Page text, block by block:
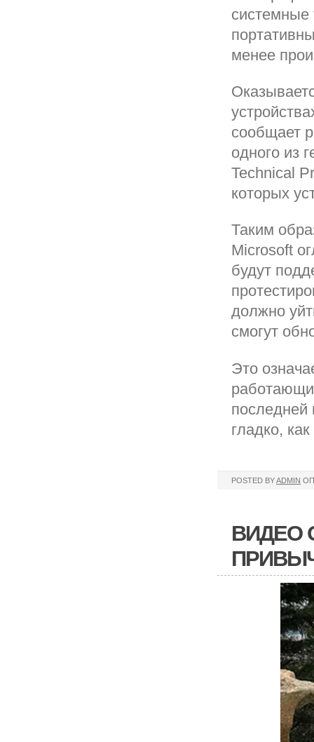
системные
менее
сообщает
одного из
Technical
которых
Таким
Microsoft
будут
должно
смогут
Это
последней
гладко,
POSTED BYADMIN
ВИДЕО